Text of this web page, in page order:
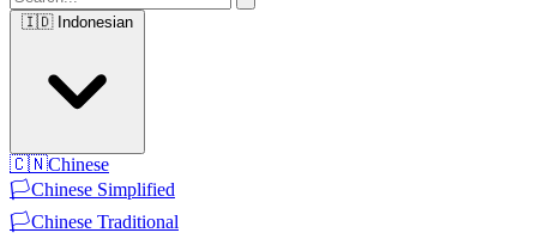
🇮🇩 Indonesian
🇨🇳Chinese
🏳️Chinese Simplified
🏳️Chinese Traditional